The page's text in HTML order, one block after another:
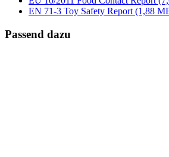
EN 71-3 Toy Safety Report (1,88
Passend dazu